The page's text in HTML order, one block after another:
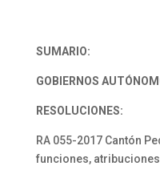
SUMARIO:
GOBIERNOS
RESOLUCIONES:
RA 055-2017 Cantón
funciones,